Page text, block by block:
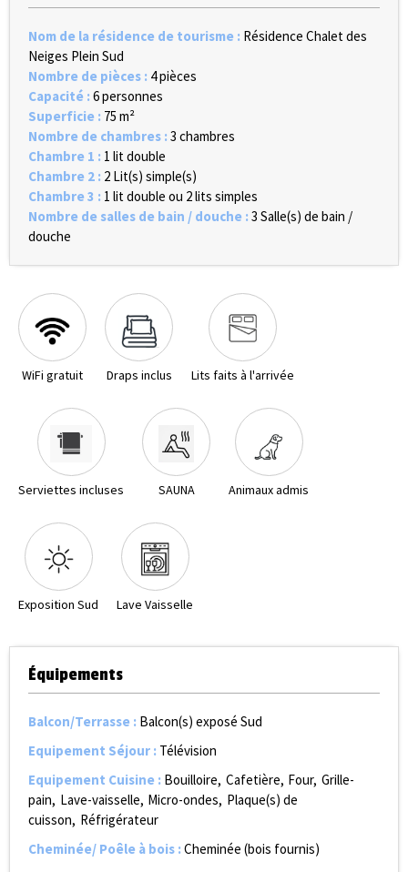
Nom de la résidence de tourisme : Résidence Chalet des
Neiges Plein Sud
Nombre de pièces : 4 pièces
Capacité :6 personnes
Superficie : 75 m²
Nombre de chambres :3 chambres
Chambre 1 : 1 lit double
Chambre 2 : 2 Lit(s) simple(s)
Chambre 3 : 1 lit double ou 2 lits simples
Nombre de salles de bain / douche :3 Salle(s) de bain /
douche
WiFi gratuit Draps inclus Lits faits à l'arrivée
Serviettes incluses SAUNA Animaux admis
Exposition Sud Lave Vaisselle
Équipements
Balcon/Terrasse : Balcon(s) exposé Sud
Equipement Séjour : Télévision
Equipement Cuisine : Bouilloire Cafetière Four Grille-
pain Lave-vaisselle Micro-ondes Plaque(s) de
cuisson Réfrigérateur
Cheminée/ Poêle à bois :Cheminée (bois fournis)